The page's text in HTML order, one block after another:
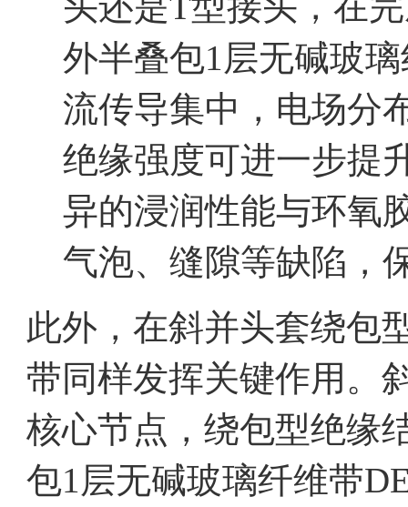
外半叠包1层无碱玻
流传导集中，电场分
绝缘强度可进一步提
异的浸润性能与环氧
气泡、缝隙等缺陷，
此外，在斜并头套绕包
带同样发挥关键作用。
核心节点，绕包型绝缘
包1层无碱玻璃纤维带